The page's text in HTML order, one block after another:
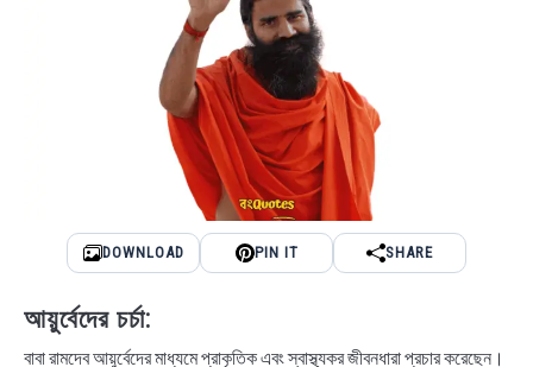
DOWNLOAD PIN IT SHARE
আয়ুর্বেদের চর্চা:
বাবা রামদেব আয়ুর্বেদের মাধ্যমে প্রাকৃতিক এবং স্বাস্থ্যকর জীবনধারা প্রচার করেছেন।